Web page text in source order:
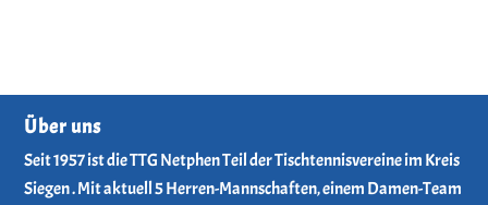
Über uns
Seit 1957 ist die TTG Netphen Teil der Tischtennisvereine im Kreis
Siegen . Mit aktuell 5 Herren-Mannschaften, einem Damen-Team